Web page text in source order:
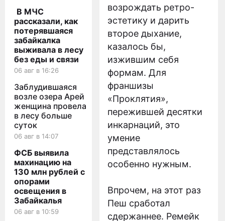
В МЧС
рассказали, как
потерявшаяся
забайкалка
выживала в лесу
без еды и связи
06 авг в 16:26
Заблудившаяся
возле озера Арей
женщина провела
в лесу больше
суток
06 авг в 14:07
ФСБ выявила
махинацию на
130 млн рублей с
опорами
освещения в
Забайкалья
06 авг в 10:59
возрождать ретро-
эстетику и дарить
второе дыхание,
казалось бы,
изжившим себя
формам. Для
франшизы
«Проклятия»,
пережившей десятки
инкарнаций, это
умение
представлялось
особенно нужным.
Впрочем, на этот раз
Пеш сработал
сдержаннее. Ремейк